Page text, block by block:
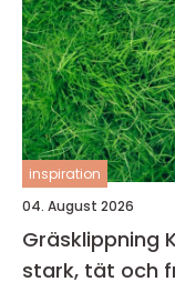
inspiration
04. August 2026
Gräsklippning
stark, tät och